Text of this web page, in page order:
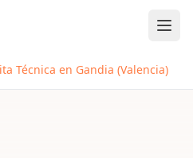
Técnica en Gandia (Valencia)